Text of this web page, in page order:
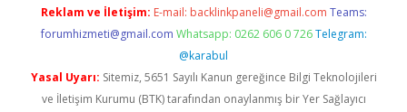
Reklam ve İletişim: E-mail: backlinkpaneli@gmail.com Teams:
forumhizmeti@gmail.com Whatsapp: 0262 606 0 726 Telegram:
@karabul
Yasal Uyarı: Sitemiz, 5651 Sayılı Kanun gereğince Bilgi Teknolojileri
ve İletişim Kurumu (BTK) tarafından onaylanmış bir Yer Sağlayıcı